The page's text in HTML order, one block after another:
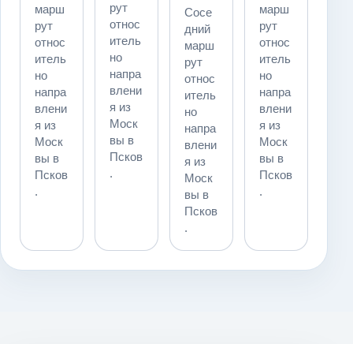
марш
рут
относ
итель
но
напра
влени
я из
Моск
вы в
Псков
.
рут
относ
итель
но
напра
влени
я из
Моск
вы в
Псков
.
Сосе
дний
марш
рут
относ
итель
но
напра
влени
я из
Моск
вы в
Псков
.
марш
рут
относ
итель
но
напра
влени
я из
Моск
вы в
Псков
.